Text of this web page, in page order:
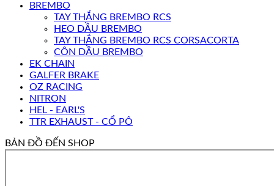
BREMBO
TAY THẮNG BREMBO RCS
HEO DẦU BREMBO
TAY THẮNG BREMBO RCS CORSACORTA
CÔN DẦU BREMBO
EK CHAIN
GALFER BRAKE
OZ RACING
NITRON
HEL - EARL'S
TTR EXHAUST - CỔ PÔ
BẢN ĐỒ ĐẾN SHOP